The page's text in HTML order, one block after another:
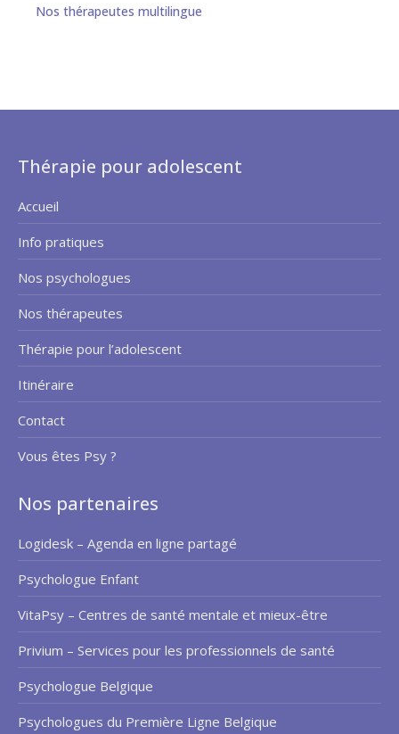
Nos thérapeutes multilingue
Thérapie pour adolescent
Accueil
Info pratiques
Nos psychologues
Nos thérapeutes
Thérapie pour l’adolescent
Itinéraire
Contact
Vous êtes Psy ?
Nos partenaires
Logidesk – Agenda en ligne partagé
Psychologue Enfant
VitaPsy – Centres de santé mentale et mieux-être
Privium – Services pour les professionnels de santé
Psychologue Belgique
Psychologues du Première Ligne Belgique